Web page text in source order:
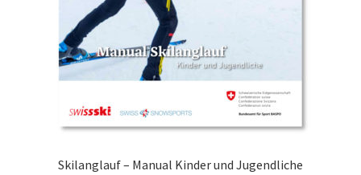
Skilanglauf – Manual Kinder und Jugendliche